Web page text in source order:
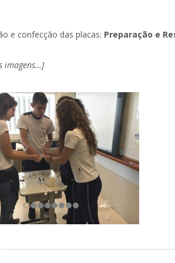
e confecção das placas: Preparação e
imagens…]